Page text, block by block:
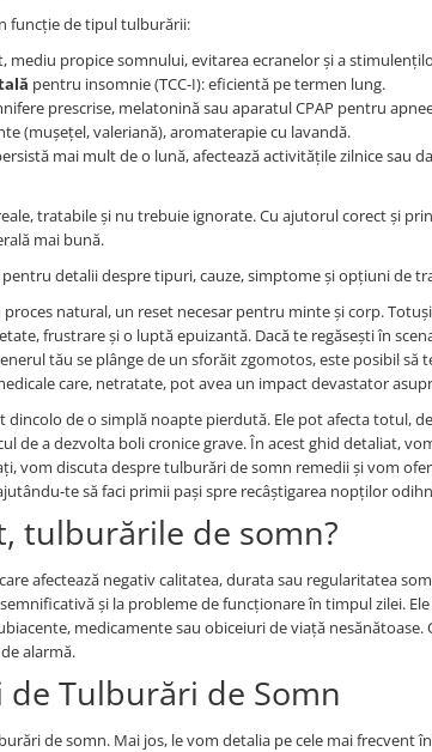
funcție de tipul tulburării:
mediu propice somnului, evitarea ecranelor și a
pentru insomnie (TCC-I): eficientă pe termen lung.
prescrise, melatonină sau aparatul CPAP pentru
(mușețel, valeriană), aromaterapie cu lavandă.
mai mult de o lună, afectează activitățile zilnice sau
tratabile și nu trebuie ignorate. Cu ajutorul corect și
mai bună.
detalii despre tipuri, cauze, simptome și opțiuni de
natural, un reset necesar pentru minte și corp.
frustrare și o luptă epuizantă. Dacă te regăsești în
tău se plânge de un sforăit zgomotos, este posibil
care, netratate, pot avea un impact devastator
de o simplă noapte pierdută. Ele pot afecta totul,
de a dezvolta boli cronice grave. În acest ghid detaliat,
vom discuta despre tulburări de somn remedii și vom
te să faci primii pași spre recâștigarea nopților
tulburările de somn?
afectează negativ calitatea, durata sau regularitatea
și la probleme de funcționare în timpul zilei.
medicamente sau obiceiuri de viață nesănătoase.
alarmă.
Tulburări de Somn
de somn. Mai jos, le vom detalia pe cele mai frecvent